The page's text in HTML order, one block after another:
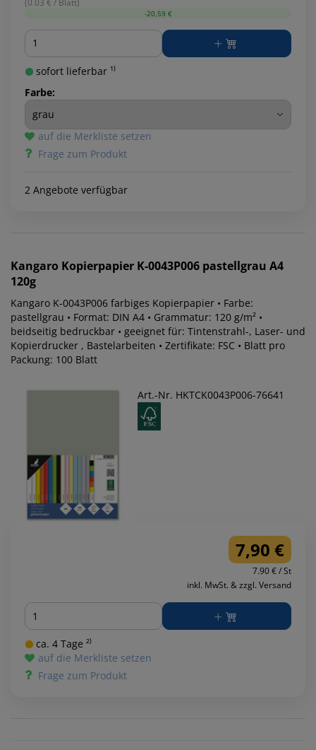
-20,59 €
Menge
sofort lieferbar ¹⁾
Farbe:
auf die Merkliste setzen
Frage zum Produkt
2 Angebote verfügbar
Kangaro Kopierpapier K-0043P006 pastellgrau A4
120g
Kangaro K-0043P006 farbiges Kopierpapier • Farbe:
pastellgrau • Format: DIN A4 • Grammatur: 120 g/m² •
beidseitig bedruckbar • geeignet für: Tintenstrahl-, Laser- und
Kopierdrucker , Bastelarbeiten • Zertifikate: FSC • Blatt pro
Packung: 100 Blatt
Art.-Nr. HKTCK0043P006-76641
7,90 €
7.90 € / St
inkl. MwSt. & zzgl. Versand
Menge
ca. 4 Tage ²⁾
auf die Merkliste setzen
Frage zum Produkt